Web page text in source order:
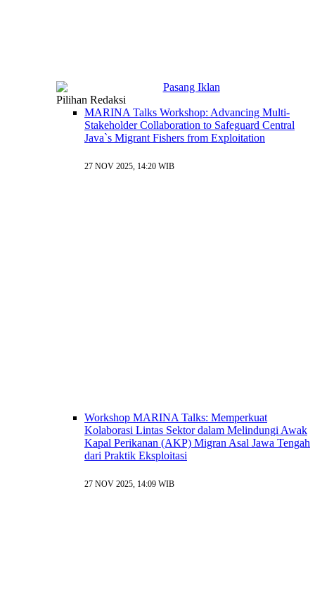
Pilihan Redaksi
MARINA Talks Workshop: Advancing Multi-
Stakeholder Collaboration to Safeguard Central
Java`s Migrant Fishers from Exploitation
27 NOV 2025, 14:20 WIB
Workshop MARINA Talks: Memperkuat
Kolaborasi Lintas Sektor dalam Melindungi Awak
Kapal Perikanan (AKP) Migran Asal Jawa Tengah
dari Praktik Eksploitasi
27 NOV 2025, 14:09 WIB